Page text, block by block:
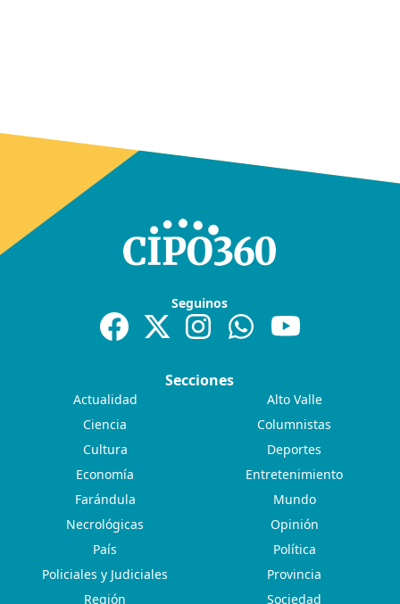
Seguinos
Secciones
Actualidad
Alto Valle
Ciencia
Columnistas
Cultura
Deportes
Economía
Entretenimiento
Farándula
Mundo
Necrológicas
Opinión
País
Política
Policiales y Judiciales
Provincia
Región
Sociedad